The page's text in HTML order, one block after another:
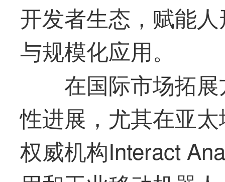
开发者生态，赋能
与规模化应用。
在国际市场拓
性进展，尤其在亚
权威机构Interact